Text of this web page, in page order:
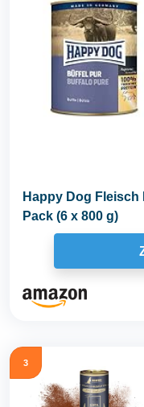
Happy Dog Fleisch
Pack (6 x 800 g)
3